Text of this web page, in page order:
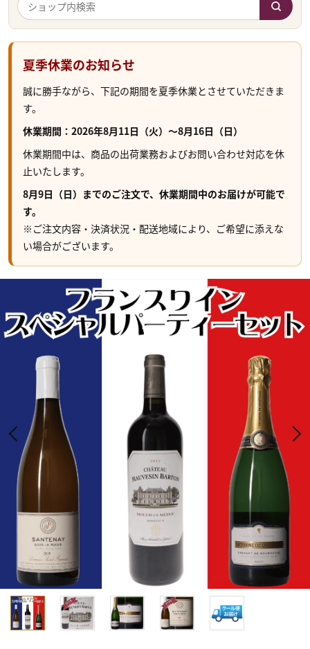
夏季休業のお知らせ
誠に勝手ながら、下記の期間を夏季休業とさせていただきま
す。
休業期間：2026年8月11日（火）～8月16日（日）
休業期間中は、商品の出荷業務およびお問い合わせ対応を休
止いたします。
8月9日（日）までのご注文で、休業期間中のお届けが可能で
す。
※ご注文内容・決済状況・配送地域により、ご希望に添えな
い場合がございます。